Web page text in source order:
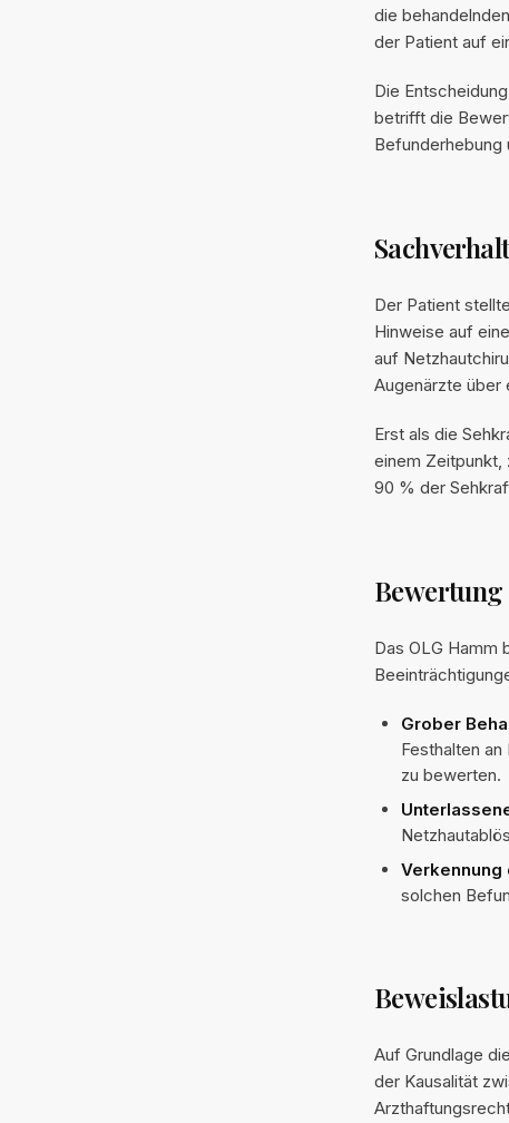
die
der Patient auf
Die
betrifft die
Befunderhebung
Der Patient
Hinweise auf
auf
Augenärzte über
Erst als die
einem Zeitpunkt,
90 % der
Bewertung
Das OLG Hamm
Grober
Festhalten
zu bewerten.
Verkennung
solchen
Auf Grundlage
der Kausalität